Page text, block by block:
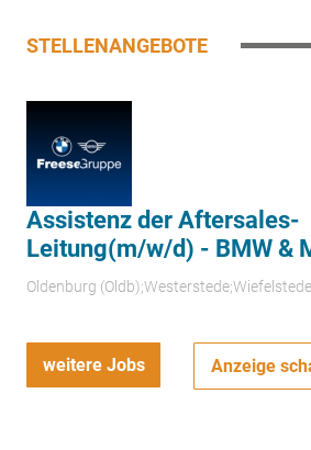
STELLENANGEBOTE
Assistenz der Aftersales-
Leitung(m/w/d) - BMW &
Oldenburg
weitere Jobs Anzeige